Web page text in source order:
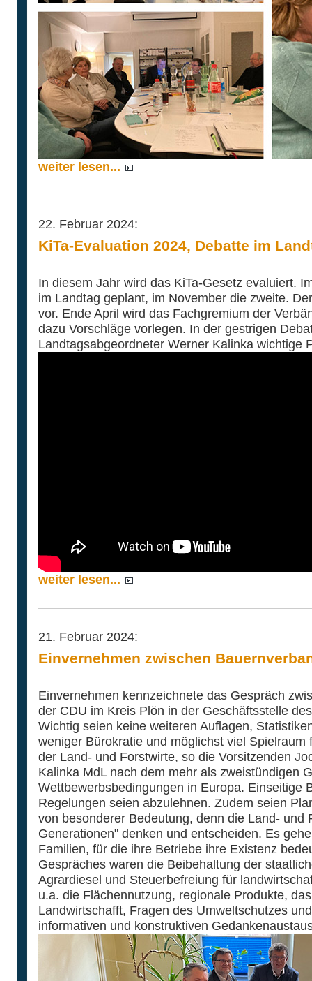
weiter lesen...
22. Februar 2024:
KiTa-Evaluation 2024, Debatte im
In diesem Jahr wird das KiTa-Gesetz evaluiert.
im Landtag geplant, im November die zweite.
vor. Ende April wird das Fachgremium der
dazu Vorschläge vorlegen. In der gestrigen
Landtagsabgeordneter Werner Kalinka wichtige
weiter lesen...
21. Februar 2024:
Einvernehmen zwischen
Einvernehmen kennzeichnete das Gespräch
der CDU im Kreis Plön in der Geschäftsstelle
Wichtig seien keine weiteren Auflagen,
weniger Bürokratie und möglichst viel Spielraum
der Land- und Forstwirte, so die Vorsitzenden
Kalinka MdL nach dem mehr als zweistündigen
Wettbewerbsbedingungen in Europa. Einseitige
Regelungen seien abzulehnen. Zudem seien
von besonderer Bedeutung, denn die Land- und
Generationen" denken und entscheiden. Es
Familien, für die ihre Betriebe ihre Existenz
Gespräches waren die Beibehaltung der
Agrardiesel und Steuerbefreiung für
u.a. die Flächennutzung, regionale Produkte,
Landwirtschafft, Fragen des Umweltschutzes
informativen und konstruktiven